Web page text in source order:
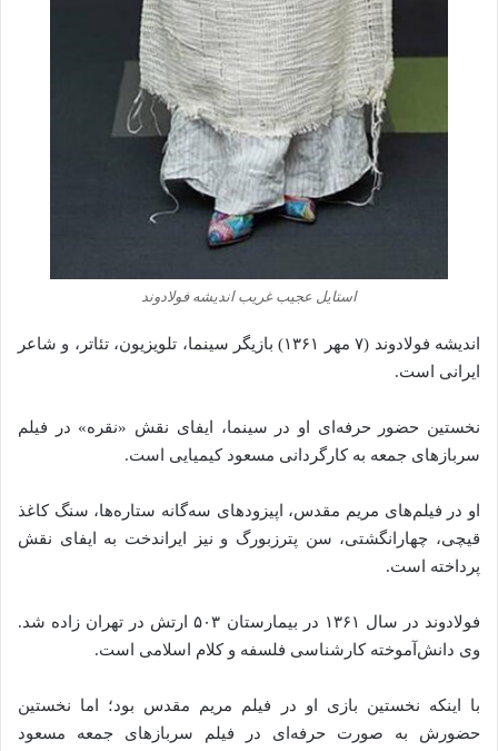
استایل عجیب غریب اندیشه فولادوند
اندیشه فولادوند (۷ مهر ۱۳۶۱) بازیگر سینما، تلویزیون، تئاتر، و شاعر
ایرانی است.
نخستین حضور حرفه‌ای او در سینما، ایفای نقش «نقره» در فیلم
سربازهای جمعه به کارگردانی مسعود کیمیایی است.
او در فیلم‌های مریم مقدس، اپیزودهای سه‌گانه ستاره‌ها، سنگ کاغذ
قیچی، چهارانگشتی، سن پترزبورگ و نیز ایراندخت به ایفای نقش
پرداخته‌ است.
فولادوند در سال ۱۳۶۱ در بیمارستان ۵۰۳ ارتش در تهران زاده شد.
وی دانش‌آموخته کارشناسی فلسفه و کلام اسلامی است.
با اینکه نخستین بازی او در فیلم مریم مقدس بود؛ اما نخستین
حضورش به صورت حرفه‌ای در فیلم سربازهای جمعه مسعود